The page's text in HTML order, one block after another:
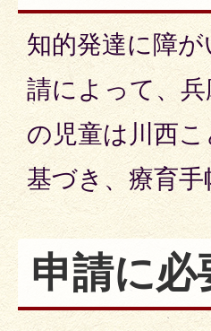
知的発達に障
請によって、
の児童は川西
基づき、療育
申請に必